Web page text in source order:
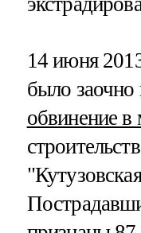
14 июня
было заочно
обвинение